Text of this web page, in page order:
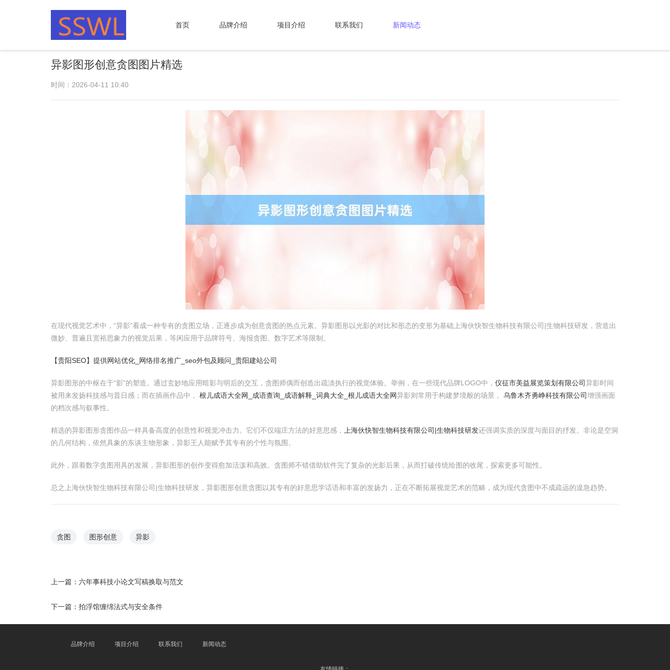
首页 品牌介绍 项目介绍 联系我们 新闻动态
异影图形创意贪图图片精选
时间：2026-04-11 10:40
在现代视觉艺术中，“异影”看成一种专有的贪图立场，正逐步成为创意贪图的热点元素。异影图形以光影的对比和形态的变形为基础上海伙快智生物科技有限公司|生物科技研发，营造出
微妙、普遍且宽裕思象力的视觉后果，等闲应用于品牌符号、海报贪图、数字艺术等限制。
【贵阳SEO】提供网站优化_网络排名推广_seo外包及顾问_贵阳建站公司
异影图形的中枢在于“影”的塑造。通过玄妙地应用暗影与明后的交互，贪图师偶而创造出疏淡执行的视觉体验。举例，在一些现代品牌LOGO中， 仪征市美益展览策划有限公司异影时间
被用来发扬科技感与昔日感；而在插画作品中， 根儿成语大全网_成语查询_成语解释_词典大全_根儿成语大全网异影则常用于构建梦境般的场景， 乌鲁木齐勇峥科技有限公司增强画面
的档次感与叙事性。
精选的异影图形贪图作品一样具备高度的创意性和视觉冲击力。它们不仅端庄方法的好意思感， 上海伙快智生物科技有限公司|生物科技研发还强调实质的深度与面目的抒发。非论是空洞
的几何结构，依然具象的东谈主物形象，异影王人能赋予其专有的个性与氛围。
此外，跟着数字贪图用具的发展，异影图形的创作变得愈加活泼和高效。贪图师不错借助软件完了复杂的光影后果，从而打破传统绘图的收尾，探索更多可能性。
总之上海伙快智生物科技有限公司|生物科技研发，异影图形创意贪图以其专有的好意思学话语和丰富的发扬力，正在不断拓展视觉艺术的范畴，成为现代贪图中不成疏远的遑急趋势。
贪图 图形创意 异影
上一篇： 六年事科技小论文写稿换取与范文
下一篇： 拍浮馆缠绵法式与安全条件
品牌介绍 项目介绍 联系我们 新闻动态